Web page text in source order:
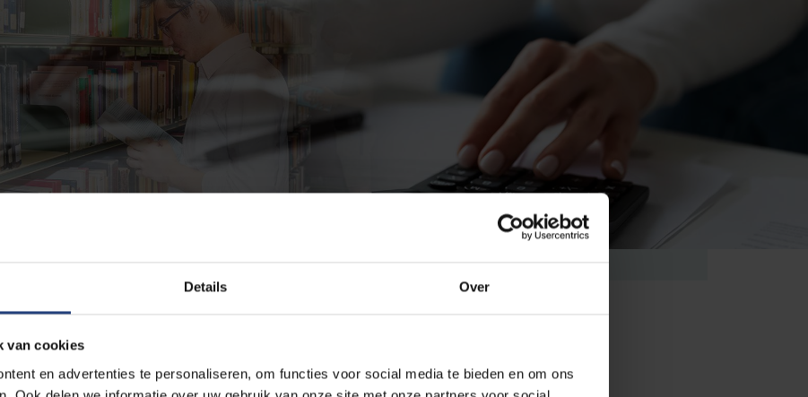
Details Over
van cookies
en advertenties te personaliseren, om functies voor social media te bieden en om ons
Verzekeringen